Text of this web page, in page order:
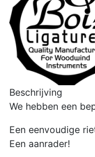
Beschrijving
We hebben een
Een eenvoudige
Een aanrader!